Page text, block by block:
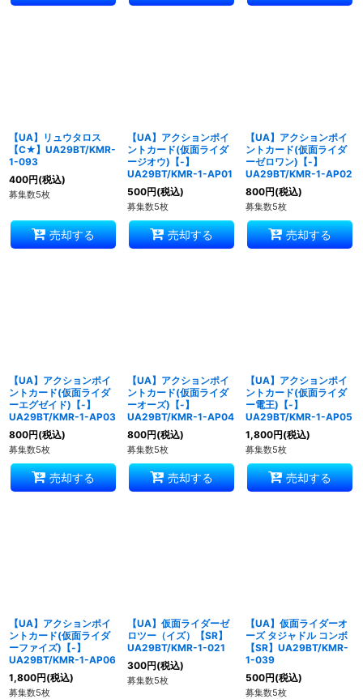
【UA】リュウタロス
【C★】UA29BT/KMR-
1-093
400円(税込)
募集数5枚
売却する
【UA】アクションポイ
ントカード(仮面ライダ
ージオウ)【-】
UA29BT/KMR-1-AP01
500円(税込)
募集数5枚
売却する
【UA】アクションポイ
ントカード(仮面ライダ
ーゼロワン)【-】
UA29BT/KMR-1-AP02
800円(税込)
募集数5枚
売却する
【UA】アクションポイ
ントカード(仮面ライダ
ーエグゼイド)【-】
UA29BT/KMR-1-AP03
800円(税込)
募集数5枚
売却する
【UA】アクションポイ
ントカード(仮面ライダ
ーオーズ)【-】
UA29BT/KMR-1-AP04
800円(税込)
募集数5枚
売却する
【UA】アクションポイ
ントカード(仮面ライダ
ー電王)【-】
UA29BT/KMR-1-AP05
1,800円(税込)
募集数5枚
売却する
【UA】アクションポイ
ントカード(仮面ライダ
ーファイズ)【-】
UA29BT/KMR-1-AP06
1,800円(税込)
募集数5枚
【UA】仮面ライダーゼ
ロツー（イズ）【SR】
UA29BT/KMR-1-021
300円(税込)
募集数5枚
【UA】仮面ライダーオ
ーズ タジャドル コンボ
【SR】UA29BT/KMR-
1-039
500円(税込)
募集数5枚